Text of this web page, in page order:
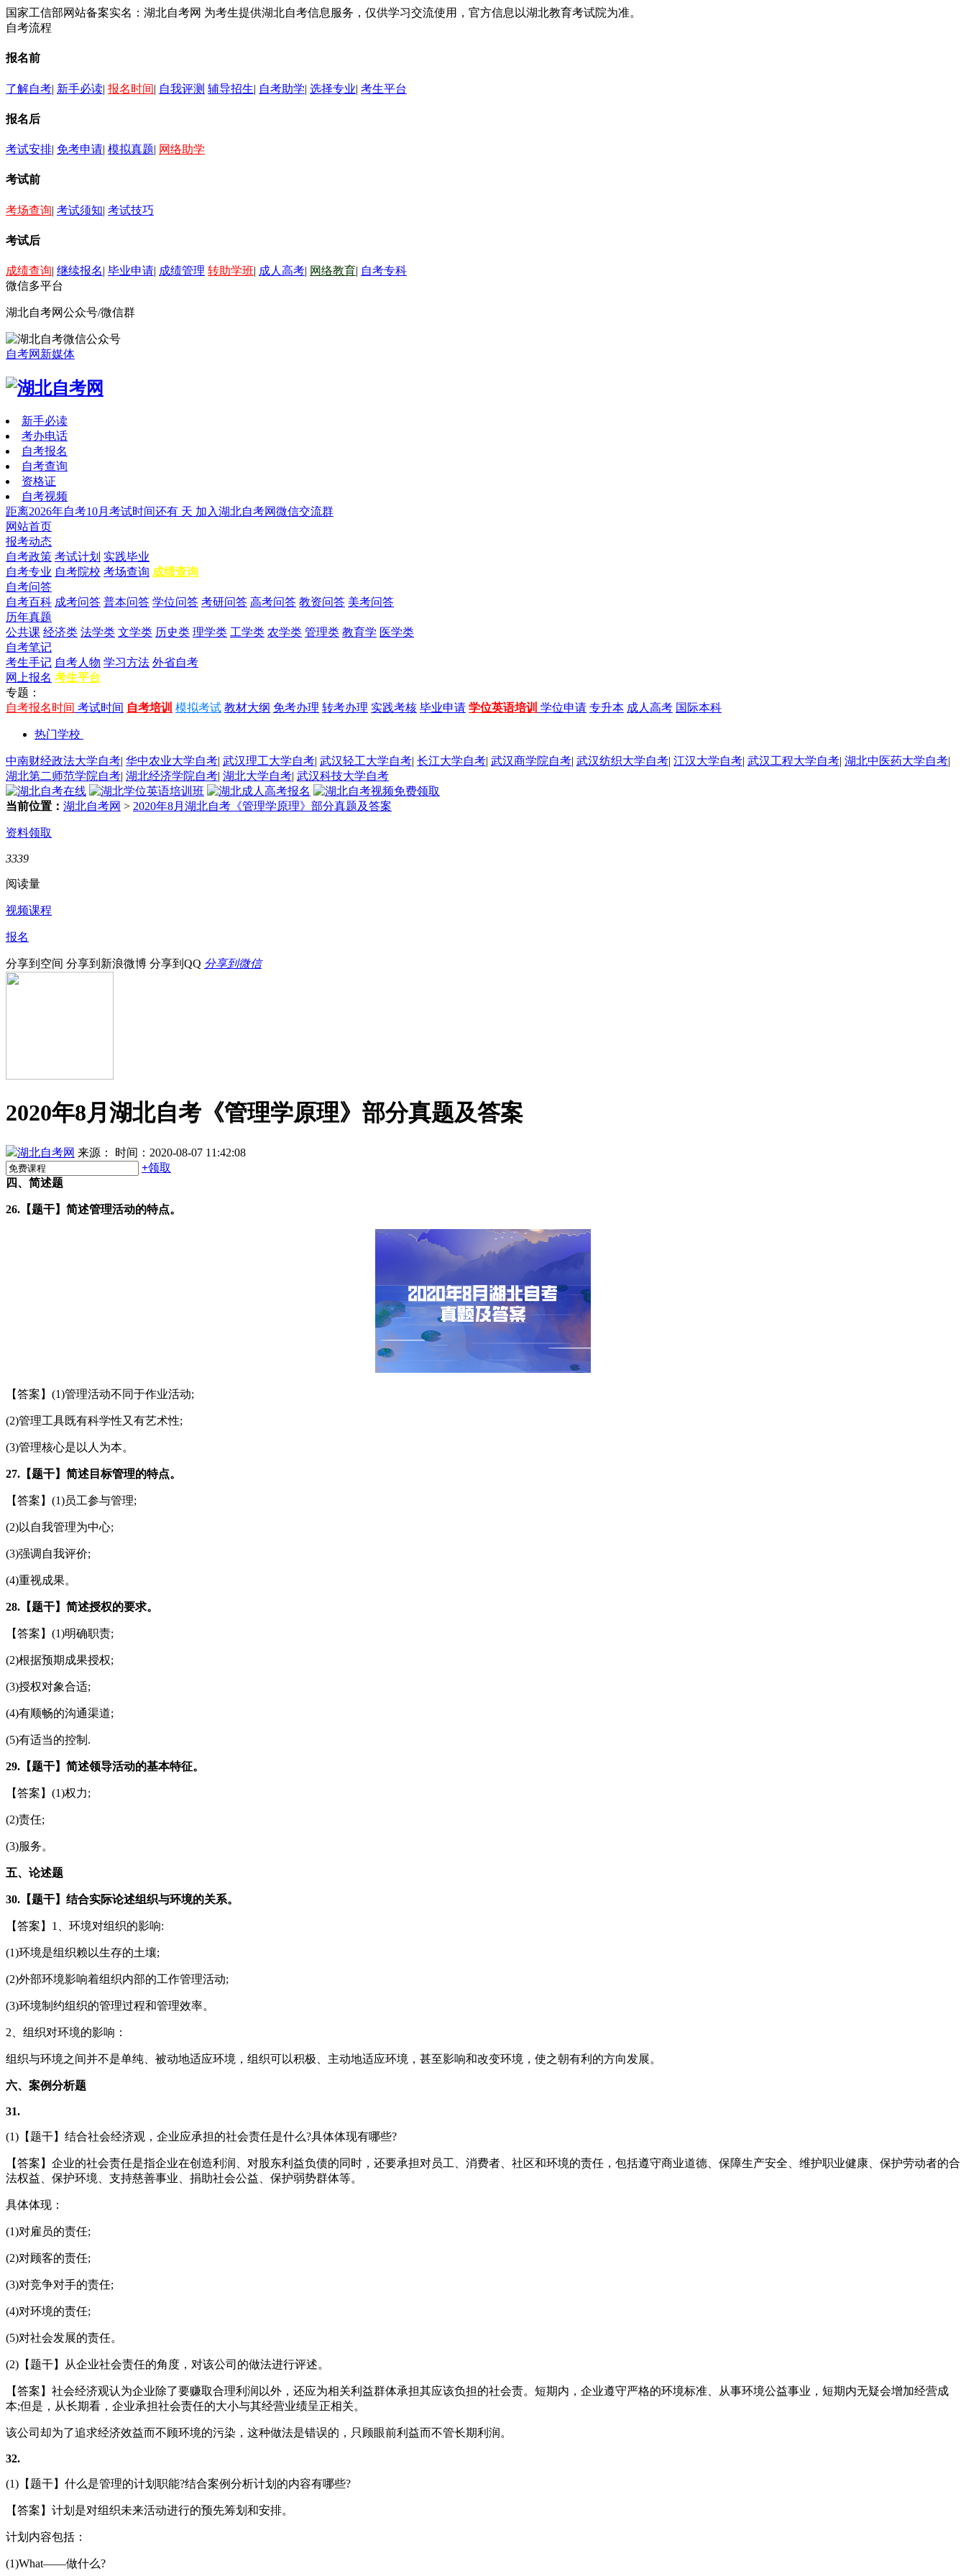
国家工信部网站备案实名：湖北自考网 为考生提供湖北自考信息服务，仅供学习交流使用，官方信息以湖北教育考试院为准。
自考流程
报名前
了解自考| 新手必读| 报名时间| 自我评测 辅导招生| 自考助学| 选择专业| 考生平台
报名后
考试安排| 免考申请| 模拟真题| 网络助学
考试前
考场查询| 考试须知| 考试技巧
考试后
成绩查询| 继续报名| 毕业申请| 成绩管理 转助学班| 成人高考| 网络教育| 自考专科
微信多平台
湖北自考网公众号/微信群
自考网新媒体
新手必读
考办电话
自考报名
自考查询
资格证
自考视频
距离2026年自考10月考试时间还有 天 加入湖北自考网微信交流群
网站首页
报考动态
自考政策 考试计划 实践毕业
自考专业 自考院校 考场查询 成绩查询
自考问答
自考百科 成考问答 普本问答 学位问答 考研问答 高考问答 教资问答 美考问答
历年真题
公共课 经济类 法学类 文学类 历史类 理学类 工学类 农学类 管理类 教育学 医学类
自考笔记
考生手记 自考人物 学习方法 外省自考
网上报名 考生平台
专题：
自考报名时间 考试时间 自考培训 模拟考试 教材大纲 免考办理 转考办理 实践考核 毕业申请 学位英语培训 学位申请 专升本 成人高考 国际本科
热门学校
中南财经政法大学自考| 华中农业大学自考| 武汉理工大学自考| 武汉轻工大学自考| 长江大学自考| 武汉商学院自考| 武汉纺织大学自考| 江汉大学自考| 武汉工程大学自考| 湖北中医药大学自考|
湖北第二师范学院自考| 湖北经济学院自考| 湖北大学自考| 武汉科技大学自考
当前位置： 湖北自考网 > 2020年8月湖北自考《管理学原理》部分真题及答案
资料领取
3339
阅读量
视频课程
报名
分享到空间 分享到新浪微博 分享到QQ 分享到微信
2020年8月湖北自考《管理学原理》部分真题及答案
湖北自考网 来源：
时间：2020-08-07 11:42:08
+领取
四、简述题
26.【题干】简述管理活动的特点。
【答案】(1)管理活动不同于作业活动;
(2)管理工具既有科学性又有艺术性;
(3)管理核心是以人为本。
27.【题干】简述目标管理的特点。
【答案】(1)员工参与管理;
(2)以自我管理为中心;
(3)强调自我评价;
(4)重视成果。
28.【题干】简述授权的要求。
【答案】(1)明确职责;
(2)根据预期成果授权;
(3)授权对象合适;
(4)有顺畅的沟通渠道;
(5)有适当的控制.
29.【题干】简述领导活动的基本特征。
【答案】(1)权力;
(2)责任;
(3)服务。
五、论述题
30.【题干】结合实际论述组织与环境的关系。
【答案】1、环境对组织的影响:
(1)环境是组织赖以生存的土壤;
(2)外部环境影响着组织内部的工作管理活动;
(3)环境制约组织的管理过程和管理效率。
2、组织对环境的影响：
组织与环境之间并不是单纯、被动地适应环境，组织可以积极、主动地适应环境，甚至影响和改变环境，使之朝有利的方向发展。
六、案例分析题
31.
(1)【题干】结合社会经济观，企业应承担的社会责任是什么?具体体现有哪些?
【答案】企业的社会责任是指企业在创造利润、对股东利益负债的同时，还要承担对员工、消费者、社区和环境的责任，包括遵守商业道德、保障生产安全、维护职业健康、保护劳动者的合
法权益、保护环境、支持慈善事业、捐助社会公益、保护弱势群体等。
具体体现：
(1)对雇员的责任;
(2)对顾客的责任;
(3)对竞争对手的责任;
(4)对环境的责任;
(5)对社会发展的责任。
(2)【题干】从企业社会责任的角度，对该公司的做法进行评述。
【答案】社会经济观认为企业除了要赚取合理利润以外，还应为相关利益群体承担其应该负担的社会责。短期内，企业遵守严格的环境标准、从事环境公益事业，短期内无疑会增加经营成
本;但是，从长期看，企业承担社会责任的大小与其经营业绩呈正相关。
该公司却为了追求经济效益而不顾环境的污染，这种做法是错误的，只顾眼前利益而不管长期利润。
32.
(1)【题干】什么是管理的计划职能?结合案例分析计划的内容有哪些?
【答案】计划是对组织未来活动进行的预先筹划和安排。
计划内容包括：
(1)What——做什么?